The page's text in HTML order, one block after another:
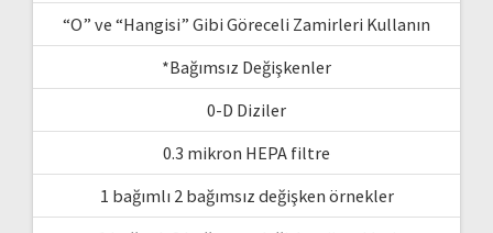
“O” ve “Hangisi” Gibi Göreceli Zamirleri Kullanın
*Bağımsız Değişkenler
0-D Diziler
0.3 mikron HEPA filtre
1 bağımlı 2 bağımsız değişken örnekler